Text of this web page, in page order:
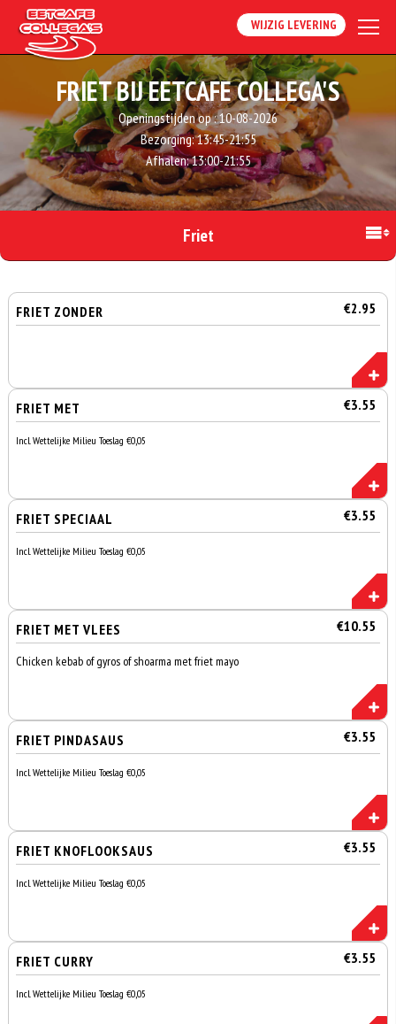
WIJZIG LEVERING
FRIET BIJ EETCAFE COLLEGA'S
Openingstijden op :10-08-2026
Bezorging:13:45-21:55
Afhalen:13:00-21:55
Friet
FRIET ZONDER €2.95
FRIET MET €3.55
Incl. Wettelijke Milieu Toeslag €0,05
FRIET SPECIAAL €3.55
Incl. Wettelijke Milieu Toeslag €0,05
FRIET MET VLEES €10.55
Chicken kebab of gyros of shoarma met friet mayo
FRIET PINDASAUS €3.55
Incl. Wettelijke Milieu Toeslag €0,05
FRIET KNOFLOOKSAUS €3.55
Incl. Wettelijke Milieu Toeslag €0,05
FRIET CURRY €3.55
Incl. Wettelijke Milieu Toeslag €0,05